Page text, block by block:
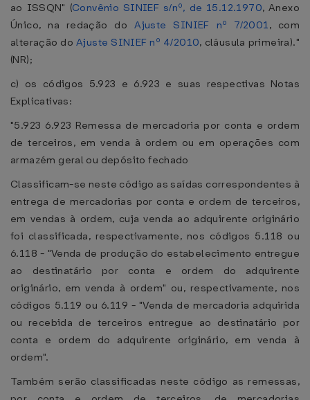
ao ISSQN" (Convênio SINIEF s/nº, de 15.12.1970, Anexo
Único, na redação doAjuste SINIEF nº 7/2001, com
alteração doAjuste SINIEF nº 4/2010, cláusula primeira)."
(NR);
c) os códigos 5.923 e 6.923 e suas respectivas Notas
Explicativas:
"5.923 6.923 Remessa de mercadoria por conta e ordem
de terceiros, em venda à ordem ou em operações com
armazém geral ou depósito fechado
Classificam-se neste código as saídas correspondentes à
entrega de mercadorias por conta e ordem de terceiros,
em vendas à ordem, cuja venda ao adquirente originário
foi classificada, respectivamente, nos códigos 5.118 ou
6.118 - "Venda de produção do estabelecimento entregue
ao destinatário por conta e ordem do adquirente
originário, em venda à ordem" ou, respectivamente, nos
códigos 5.119 ou 6.119 - "Venda de mercadoria adquirida
ou recebida de terceiros entregue ao destinatário por
conta e ordem do adquirente originário, em venda à
ordem".
Também serão classificadas neste código as remessas,